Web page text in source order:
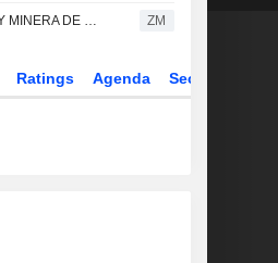
SOCIEDAD QUÍMICA Y MINERA DE CHILE S.A. : El Deutsche Bank Securities continua con un recomendación de compra ZM
Ratings Agenda Sector